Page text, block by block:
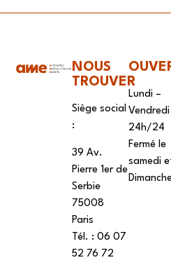
NOUS
TROUVER
Siège social
:
39 Av.
Pierre 1er de
Serbie
75008
Paris
Tél. : ‭06 07
52 76 72
Lundi –
Vendredi
24h/24
Fermé le
samedi